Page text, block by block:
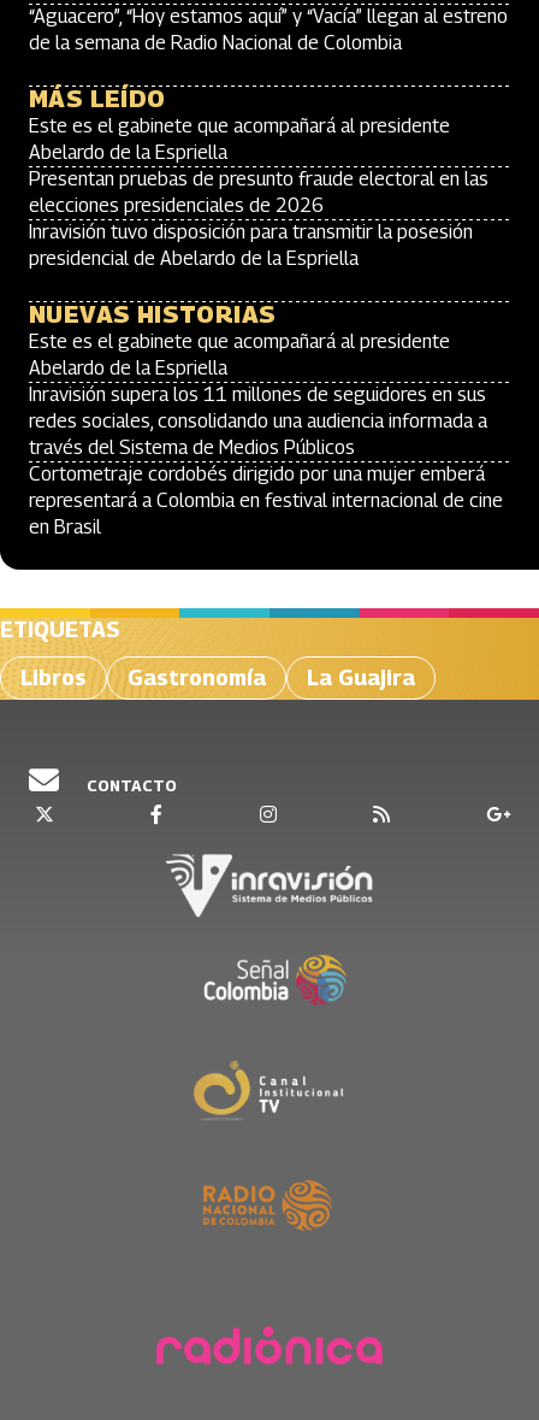
“Aguacero”, “Hoy estamos aquí” y “Vacía” llegan al estreno
de la semana de Radio Nacional de Colombia
MÁS LEÍDO
Este es el gabinete que acompañará al presidente
Abelardo de la Espriella
Presentan pruebas de presunto fraude electoral en las
elecciones presidenciales de 2026
Inravisión tuvo disposición para transmitir la posesión
presidencial de Abelardo de la Espriella
NUEVAS HISTORIAS
Este es el gabinete que acompañará al presidente
Abelardo de la Espriella
Inravisión supera los 11 millones de seguidores en sus
redes sociales, consolidando una audiencia informada a
través del Sistema de Medios Públicos
Cortometraje cordobés dirigido por una mujer emberá
representará a Colombia en festival internacional de cine
en Brasil
ETIQUETAS
Libros
Gastronomía La Guajira
CONTACTO